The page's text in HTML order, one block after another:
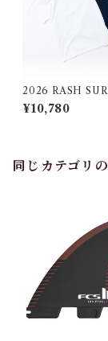
2026 RASH
¥10,780
同じカテゴリ